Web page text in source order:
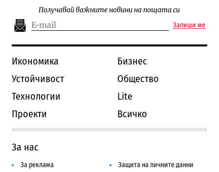
Получавай важните новини на пощата си
Запиши ме
Икономика
Бизнес
Устойчивост
Общество
Технологии
Lite
Проекти
Всичко
За нас
За реклама Защита на личните данни